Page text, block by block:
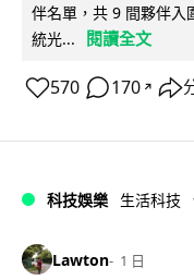
伴名單，共 9 間夥伴入
統光...
閱讀全文
570 170 ↗
科技娛樂 生活科技
Lawton 1 日